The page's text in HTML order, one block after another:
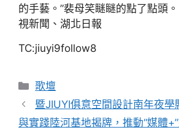
的手藝。”裴母笑瞇瞇的點了點頭
視新聞、湖北日報
TC:jiuyi9follow8
分
類
歌壇
暨JIUYI俱意空間設計南年夜學
與實踐陸河基地揭牌，推動“媒體